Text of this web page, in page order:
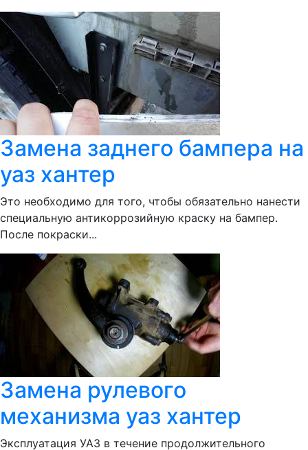
Замена заднего бампера на
уаз хантер
Это необходимо для того, чтобы обязательно нанести
специальную антикоррозийную краску на бампер.
После покраски...
Замена рулевого
механизма уаз хантер
Эксплуатация УАЗ в течение продолжительного